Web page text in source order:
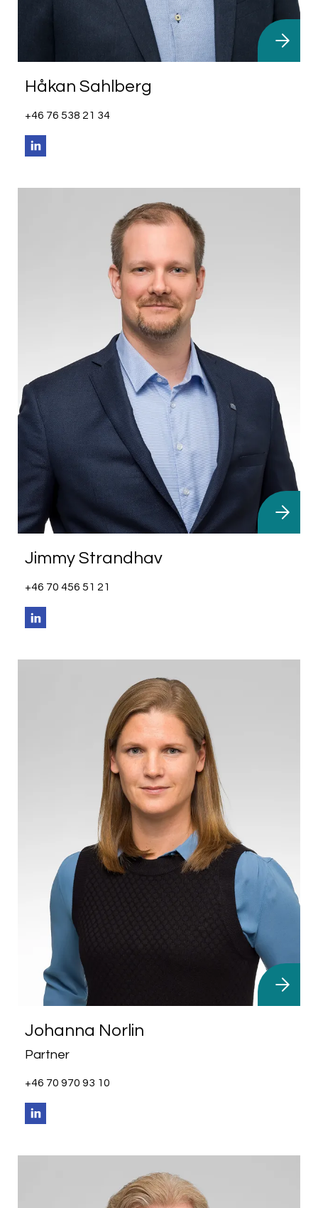
Håkan Sahlberg
+46 76 538 21 34
Jimmy Strandhav
+46 70 456 51 21
Johanna Norlin
Partner
+46 70 970 93 10